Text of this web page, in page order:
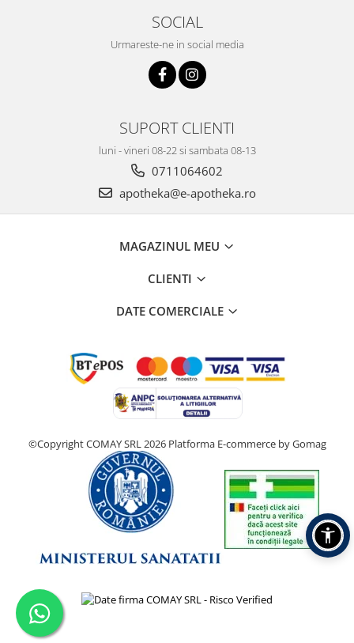
SOCIAL
Urmareste-ne in social media
SUPORT CLIENTI
luni - vineri 08-22 si sambata 08-13
0711064602
apotheka@e-apotheka.ro
MAGAZINUL MEU
CLIENTI
DATE COMERCIALE
©Copyright COMAY SRL 2026 Platforma E-commerce by Gomag